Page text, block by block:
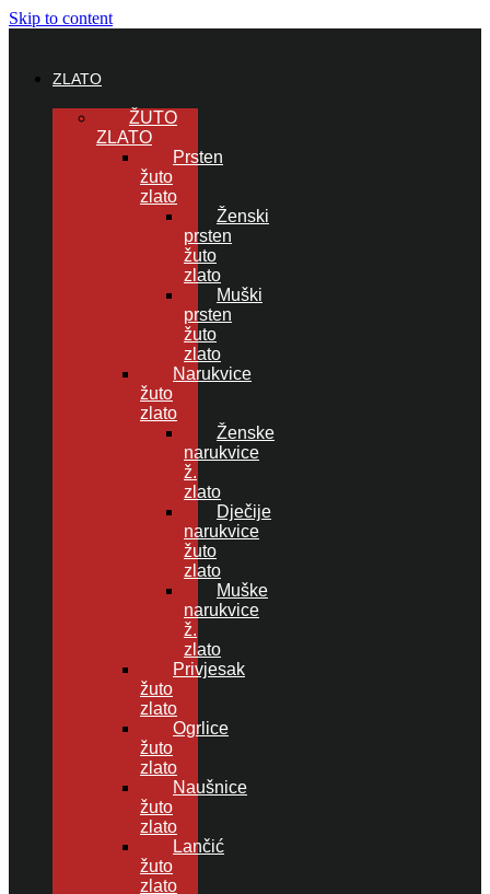
Skip to content
ZLATO
ŽUTO
ZLATO
Prsten
žuto
zlato
Ženski
prsten
žuto
zlato
Muški
prsten
žuto
zlato
Narukvice
žuto
zlato
Ženske
narukvice
ž.
zlato
Dječije
narukvice
žuto
zlato
Muške
narukvice
ž.
zlato
Privjesak
žuto
zlato
Ogrlice
žuto
zlato
Naušnice
žuto
zlato
Lančić
žuto
zlato